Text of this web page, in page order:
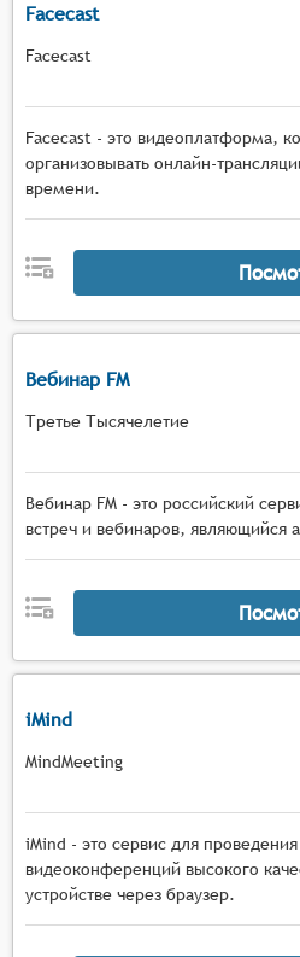
Facecast
Facecast
Facecast - это видеоплатформа,
организовывать онлайн-
времени.
Вебинар FM
Третье Тысячелетие
Вебинар FM - это российский
встреч и вебинаров, являющийся
iMind
MindMeeting
iMind - это сервис для
видеоконференций высокого
устройстве через браузер.